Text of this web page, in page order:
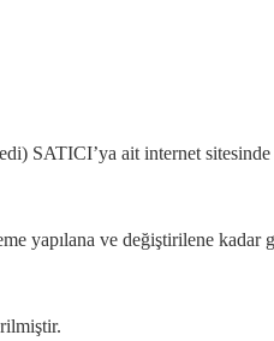
SATICI’ya ait internet
yapılana ve değiştirilene